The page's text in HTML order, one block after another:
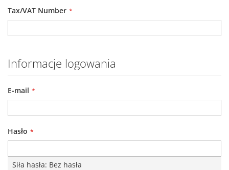
Tax/VAT Number
Informacje logowania
E-mail
Hasło
Siła hasła: Bez hasła